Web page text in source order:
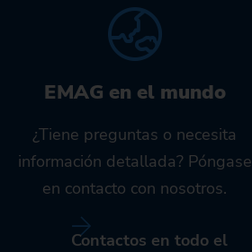
EMAG en el mundo
¿Tiene preguntas o necesita
información detallada? Póngase
en contacto con nosotros.
Contactos en todo el